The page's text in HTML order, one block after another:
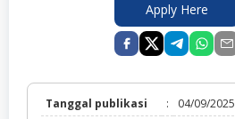
Apply Here
Tanggal publikasi : 04/09/2025